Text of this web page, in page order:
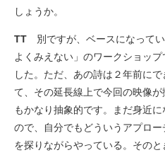
しょうか。
TT 別ですが、ベースになって
よくみえない」のワークショッ
した。ただ、あの詩は２年前に
て、その延長線上で今回の映像
もかなり抽象的です。まだ身近
ので、自分でもどういうアプロ
を探りながらやっている。その